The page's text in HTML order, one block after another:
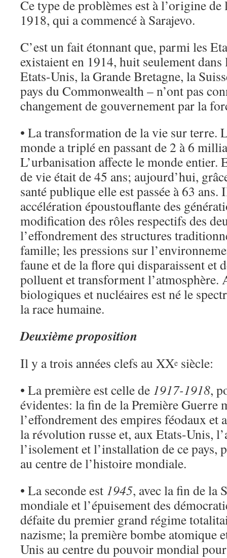
Ce type de problèmes est à l’origine
1918, qui a commencé à Sarajevo.
C’est un fait étonnant que, parmi les
existaient en 1914, huit seulement
Etats-Unis, la Grande Bretagne, la
pays du Commonwealth – n’ont pas
changement de gouvernement par la
• La transformation de la vie sur terre.
monde a triplé en passant de 2 à 6
L’urbanisation affecte le monde entier.
de vie était de 45 ans; aujourd’hui,
santé publique elle est passée à 63 ans.
accélération époustouflante des
modification des rôles respectifs des
l’effondrement des structures
famille; les pressions sur
faune et de la flore qui disparaissent et
polluent et transforment l’atmosphère.
biologiques et nucléaires est né le
la race humaine.
Deuxième proposition
Il y a trois années clefs au XXe siècle:
• La première est celle de 1917-1918,
évidentes: la fin de la Première Guerre
l’effondrement des empires féodaux et
la révolution russe et, aux Etats-Unis,
l’isolement et l’installation de ce pays,
au centre de l’histoire mondiale.
• La seconde est 1945, avec la fin de la
mondiale et l’épuisement des
défaite du premier grand régime
nazisme; la première bombe atomique
Unis au centre du pouvoir mondial